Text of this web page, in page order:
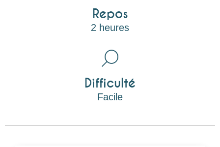
Repos
2 heures
Difficulté
Facile